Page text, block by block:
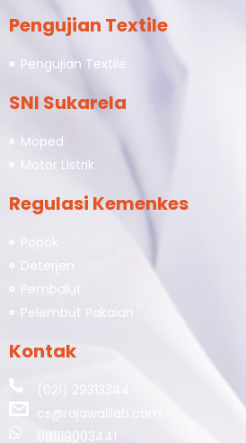
Pengujian Textile
Pengujian Textile
SNI Sukarela
Moped
Motor Listrik
Regulasi Kemenkes
Popok
Deterjen
Pembalut
Pelembut Pakaian
Kontak
(021) 29313344
cs@rajawalilab.com
081119003441